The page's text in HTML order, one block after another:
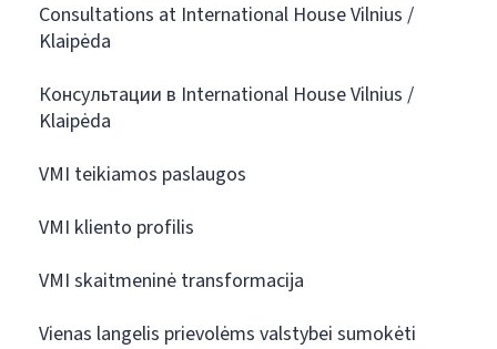
Consultations at International House Vilnius /
Klaipėda
Консультации в International House Vilnius /
Klaipėda
VMI teikiamos paslaugos
VMI kliento profilis
VMI skaitmeninė transformacija
Vienas langelis prievolėms valstybei sumokėti